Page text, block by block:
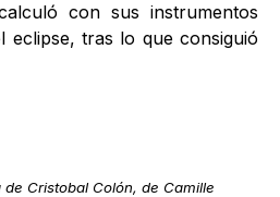
con sus instrumentos
eclipse, tras lo que consiguió
Cristobal Colón, de Camille